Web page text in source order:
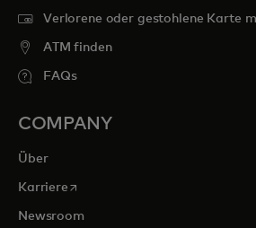
Verlorene oder gestohlene Karte
ATM finden
FAQs
COMPANY
Über
Karrierewird in einer neuen
Newsroom